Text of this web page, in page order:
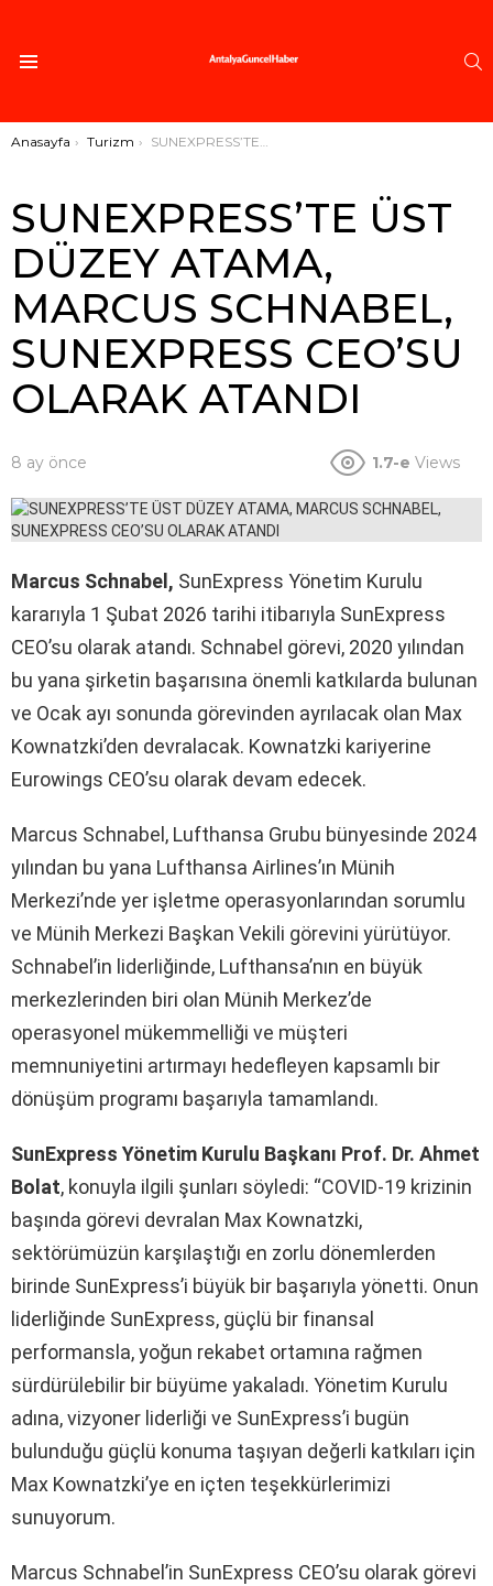
Buradasınız:
Anasayfa Turizm SUNEXPRESS’TE ÜST DÜZEY ATAMA, MARCUS SCHNABEL, SUNEXPRESS CEO’SU OLARAK ATANDI
SUNEXPRESS’TE ÜST
DÜZEY ATAMA,
MARCUS SCHNABEL,
SUNEXPRESS CEO’SU
OLARAK ATANDI
8 ay önce 1.7-e Views
Marcus Schnabel, SunExpress Yönetim Kurulu
kararıyla 1 Şubat 2026 tarihi itibarıyla SunExpress
CEO’su olarak atandı. Schnabel görevi, 2020 yılından
bu yana şirketin başarısına önemli katkılarda bulunan
ve Ocak ayı sonunda görevinden ayrılacak olan Max
Kownatzki’den devralacak. Kownatzki kariyerine
Eurowings CEO’su olarak devam edecek.
Marcus Schnabel, Lufthansa Grubu bünyesinde 2024
yılından bu yana Lufthansa Airlines’ın Münih
Merkezi’nde yer işletme operasyonlarından sorumlu
ve Münih Merkezi Başkan Vekili görevini yürütüyor.
Schnabel’in liderliğinde, Lufthansa’nın en büyük
merkezlerinden biri olan Münih Merkez’de
operasyonel mükemmelliği ve müşteri
memnuniyetini artırmayı hedefleyen kapsamlı bir
dönüşüm programı başarıyla tamamlandı.
SunExpress Yönetim Kurulu Başkanı Prof. Dr. Ahmet
Bolat, konuyla ilgili şunları söyledi: “COVID-19 krizinin
başında görevi devralan Max Kownatzki,
sektörümüzün karşılaştığı en zorlu dönemlerden
birinde SunExpress’i büyük bir başarıyla yönetti. Onun
liderliğinde SunExpress, güçlü bir finansal
performansla, yoğun rekabet ortamına rağmen
sürdürülebilir bir büyüme yakaladı. Yönetim Kurulu
adına, vizyoner liderliği ve SunExpress’i bugün
bulunduğu güçlü konuma taşıyan değerli katkıları için
Max Kownatzki’ye en içten teşekkürlerimizi
sunuyorum.
Marcus Schnabel’in SunExpress CEO’su olarak görevi